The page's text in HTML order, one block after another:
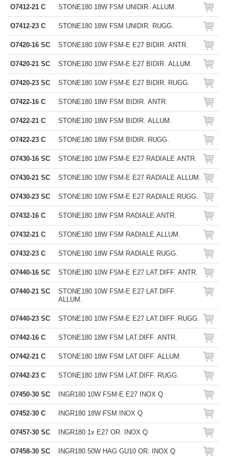
O7412-21 C STONE180 18W FSM UNIDIR. ALLUM.
O7412-23 C STONE180 18W FSM UNIDIR. RUGG.
O7420-16 SC STONE180 10W FSM-E E27 BIDIR. ANTR.
O7420-21 SC STONE180 10W FSM-E E27 BIDIR. ALLUM.
O7420-23 SC STONE180 10W FSM-E E27 BIDIR. RUGG.
O7422-16 C STONE180 18W FSM BIDIR. ANTR.
O7422-21 C STONE180 18W FSM BIDIR. ALLUM.
O7422-23 C STONE180 18W FSM BIDIR. RUGG.
O7430-16 SC STONE180 10W FSM-E E27 RADIALE ANTR.
O7430-21 SC STONE180 10W FSM-E E27 RADIALE ALLUM.
O7430-23 SC STONE180 10W FSM-E E27 RADIALE RUGG.
O7432-16 C STONE180 18W FSM RADIALE ANTR.
O7432-21 C STONE180 18W FSM RADIALE ALLUM.
O7432-23 C STONE180 18W FSM RADIALE RUGG.
O7440-16 SC STONE180 10W FSM-E E27 LAT.DIFF. ANTR.
O7440-21 SC
STONE180 10W FSM-E E27 LAT.DIFF.
ALLUM.
O7440-23 SC STONE180 10W FSM-E E27 LAT.DIFF. RUGG.
O7442-16 C STONE180 18W FSM LAT.DIFF. ANTR.
O7442-21 C STONE180 18W FSM LAT.DIFF. ALLUM.
O7442-23 C STONE180 18W FSM LAT.DIFF. RUGG.
O7450-30 SC INGR180 10W FSM-E E27 INOX Q
O7452-30 C INGR180 18W FSM INOX Q
O7457-30 SC INGR180 1x E27 OR. INOX Q
O7458-30 SC INGR180 50W HAG GU10 OR. INOX Q